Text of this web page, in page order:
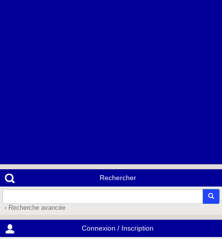
Rechercher
› Recherche avancée
Connexion / Inscription